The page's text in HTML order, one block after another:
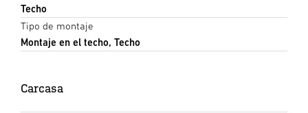
Techo
Tipo de montaje
Montaje en el techo, Techo
Carcasa